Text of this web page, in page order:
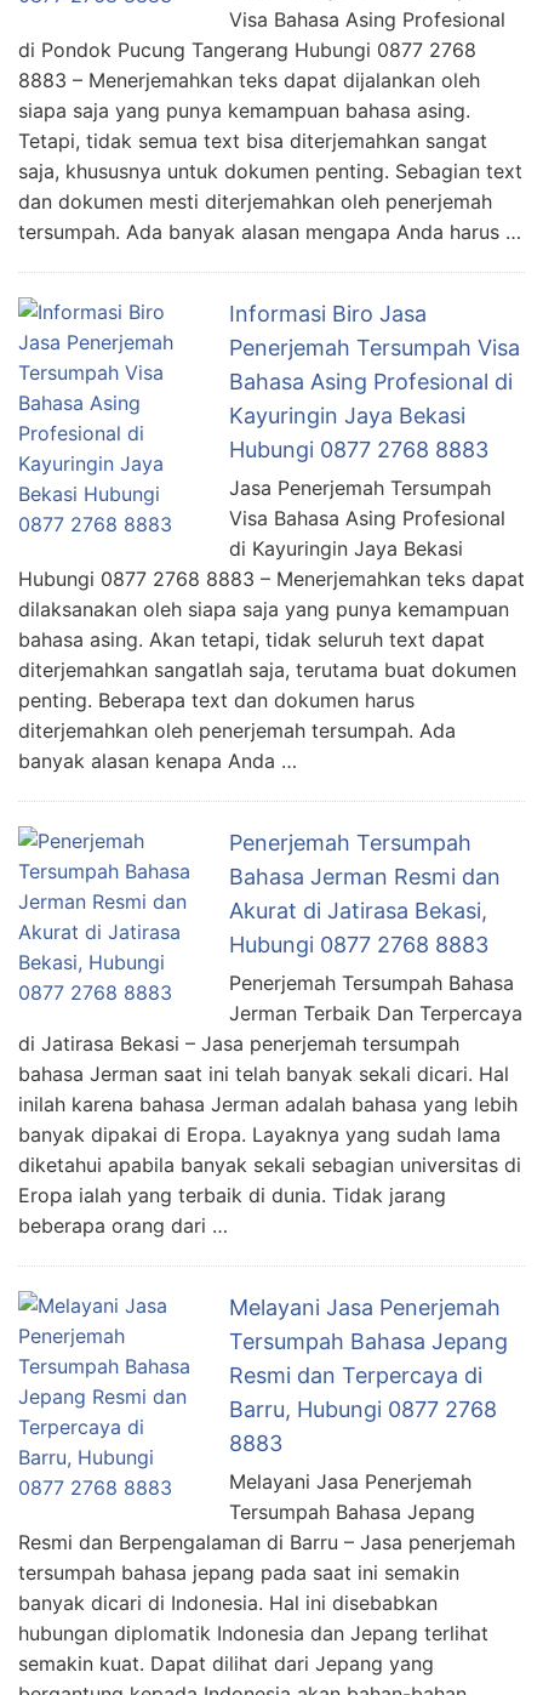
Visa Bahasa Asing Profesional
di Pondok Pucung Tangerang Hubungi 0877 2768
8883 – Menerjemahkan teks dapat dijalankan oleh
siapa saja yang punya kemampuan bahasa asing.
Tetapi, tidak semua text bisa diterjemahkan sangat
saja, khususnya untuk dokumen penting. Sebagian text
dan dokumen mesti diterjemahkan oleh penerjemah
tersumpah. Ada banyak alasan mengapa Anda harus …
Informasi Biro Jasa
Penerjemah Tersumpah Visa
Bahasa Asing Profesional di
Kayuringin Jaya Bekasi
Hubungi 0877 2768 8883
Jasa Penerjemah Tersumpah
Visa Bahasa Asing Profesional
di Kayuringin Jaya Bekasi
Hubungi 0877 2768 8883 – Menerjemahkan teks dapat
dilaksanakan oleh siapa saja yang punya kemampuan
bahasa asing. Akan tetapi, tidak seluruh text dapat
diterjemahkan sangatlah saja, terutama buat dokumen
penting. Beberapa text dan dokumen harus
diterjemahkan oleh penerjemah tersumpah. Ada
banyak alasan kenapa Anda …
Penerjemah Tersumpah
Bahasa Jerman Resmi dan
Akurat di Jatirasa Bekasi,
Hubungi 0877 2768 8883
Penerjemah Tersumpah Bahasa
Jerman Terbaik Dan Terpercaya
di Jatirasa Bekasi – Jasa penerjemah tersumpah
bahasa Jerman saat ini telah banyak sekali dicari. Hal
inilah karena bahasa Jerman adalah bahasa yang lebih
banyak dipakai di Eropa. Layaknya yang sudah lama
diketahui apabila banyak sekali sebagian universitas di
Eropa ialah yang terbaik di dunia. Tidak jarang
beberapa orang dari …
Melayani Jasa Penerjemah
Tersumpah Bahasa Jepang
Resmi dan Terpercaya di
Barru, Hubungi 0877 2768
8883
Melayani Jasa Penerjemah
Tersumpah Bahasa Jepang
Resmi dan Berpengalaman di Barru – Jasa penerjemah
tersumpah bahasa jepang pada saat ini semakin
banyak dicari di Indonesia. Hal ini disebabkan
hubungan diplomatik Indonesia dan Jepang terlihat
semakin kuat. Dapat dilihat dari Jepang yang